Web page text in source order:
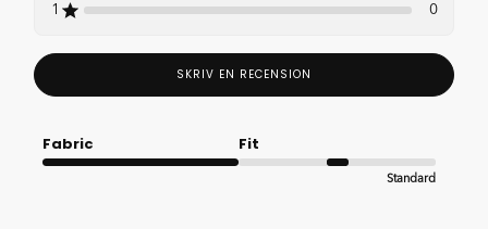
1
0
SKRIV EN RECENSION
Fabric Fit
Standard